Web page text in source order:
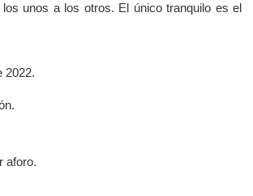
unos a los otros. El único tranquilo es el
2022.
aforo.